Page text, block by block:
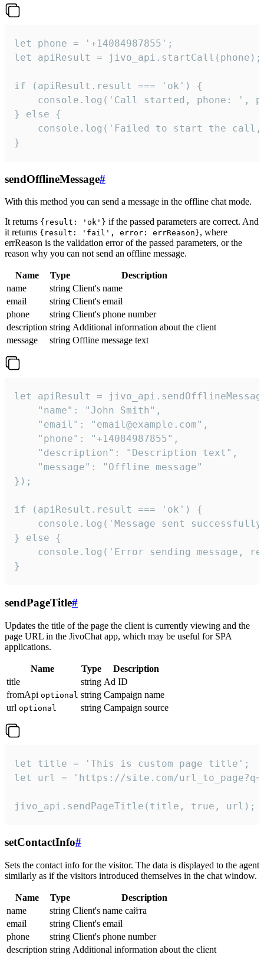
let phone = '+14084987855';
let apiResult = jivo_api.startCall(phone);
if (apiResult.result === 'ok') {
console.log('Call started, phone: ',
} else {
console.log('Failed to start the
}
sendOfflineMessage#
With this method you can send a message in the offline chat mode.
It returns {result: 'ok'} if the passed parameters are correct. And
it returns {result: 'fail', error: errReason}, where
errReason is the validation error of the passed parameters, or the
reason why you can not send an offline message.
Name Type
Description
name
string Client's name
email
string Client's email
phone
string Client's phone number
description string Additional information about the client
message
string Offline message text
let apiResult =
    "name": "John Smith",
    "email": "email@example.com",
    "phone": "+14084987855",
    "description": "Description text",
    "message": "Offline message"
});
if (apiResult.result === 'ok') {
console.log('Message sent
} else {
console.log('Error sending message,
}
sendPageTitle#
Updates the title of the page the client is currently viewing and the
page URL in the JivoChat app, which may be useful for SPA
applications.
Name Type
Description
title
string Ad ID
fromApi optional string Campaign name
url optional string Campaign source
let title = 'This is custom page title';
let url = 'https://site.com/
jivo_api.sendPageTitle(title, true, url);
setContactInfo#
Sets the contact info for the visitor. The data is displayed to the agent
similarly as if the visitors introduced themselves in the chat window.
Name Type
Description
name
string Client's name сайта
email
string Client's email
phone
string Client's phone number
description string Additional information about the client